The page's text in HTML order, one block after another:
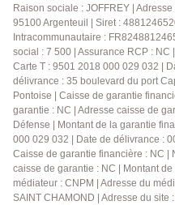
Raison sociale : JOFFREY |
95100 Argenteuil | Siret :
Intracommunautaire :
social : 7 500 | Assurance RCP : NC |
Carte T : 9501 2018 000 029 032 |
délivrance : 35 boulevard du port
Pontoise | Caisse de garantie
garantie : NC | Adresse caisse de
Défense | Montant de la garantie
000 029 032 | Date de délivrance :
Caisse de garantie financière : NC |
caisse de garantie : NC | Montant
médiateur : CNPM | Adresse du
SAINT CHAMOND | Adresse du site :